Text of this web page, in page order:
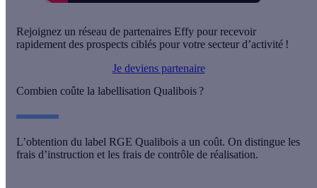
Rejoignez un réseau de partenaires Effy pour recevoir
rapidement des prospects ciblés pour votre secteur d’activité !
Je deviens partenaire
Combien coûte la labellisation Qualibois ?
L’obtention du label RGE Qualibois a un coût. On distingue les
frais d’instruction et les frais de contrôle de réalisation.